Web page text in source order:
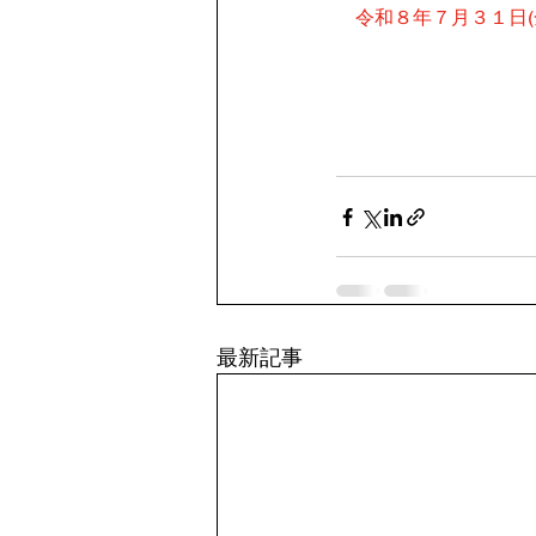
令和８年７月３１日
最新記事